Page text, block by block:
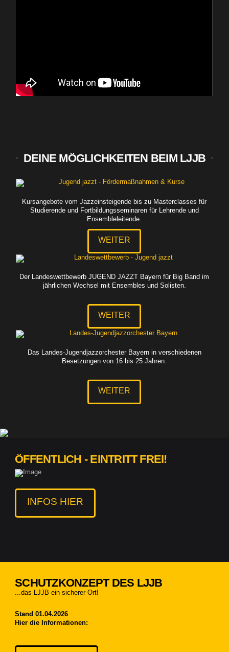
DEINE MÖGLICHKEITEN BEIM LJJB
Kursangebote vom Jazzeinsteigende bis zu Masterclasses für
Studierende und Fortbildungsseminaren für Lehrende und
Ensembleleitende.
WEITER
Der Landeswettbewerb JUGEND JAZZT Bayern für Big Band im
jährlichen Wechsel mit Ensembles und Solisten.
WEITER
Das Landes-Jugendjazzorchester Bayern in verschiedenen
Besetzungen von 16 bis 25 Jahren.
WEITER
ÖFFENTLICH - EINTRITT FREI!
INFOS HIER
SCHUTZKONZEPT DES LJJB
...das LJJB ein sicherer Ort!
Stand 01.04.2026
Hier die Informationen: